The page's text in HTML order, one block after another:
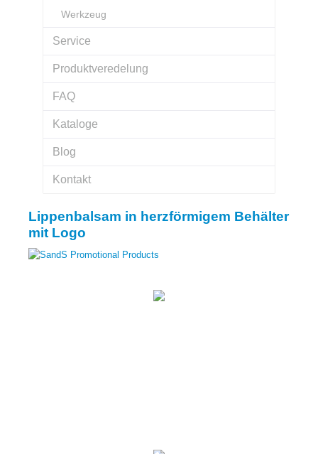
Werkzeug
Service
Produktveredelung
FAQ
Kataloge
Blog
Kontakt
Lippenbalsam in herzförmigem Behälter
mit Logo